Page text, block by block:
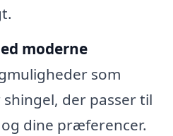
moderne
som
der passer til
dine præferencer.